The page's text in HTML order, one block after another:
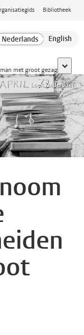
Bibliotheek
met groot gezag toon
Loek Zuiderduin